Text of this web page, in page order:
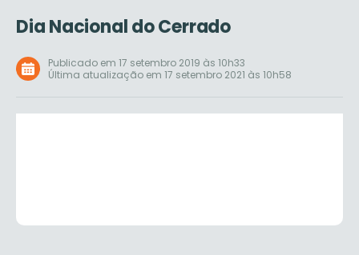
Dia Nacional do Cerrado
Publicado em 17 setembro 2019 às 10h33
Última atualização em 17 setembro 2021 às 10h58